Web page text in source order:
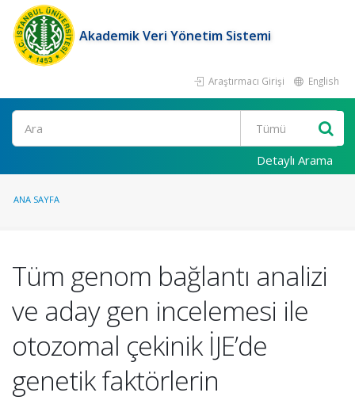
Akademik Veri Yönetim Sistemi
Araştırmacı Girişi English
Ara
Detaylı Arama
ANA SAYFA
Tüm genom bağlantı analizi
ve aday gen incelemesi ile
otozomal çekinik İJE’de
genetik faktörlerin